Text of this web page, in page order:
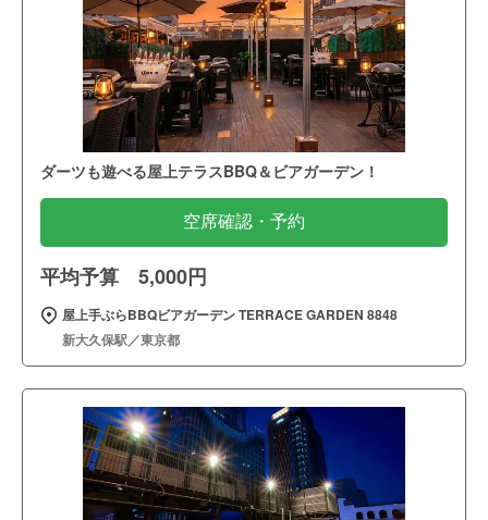
ダーツも遊べる屋上テラスBBQ＆ビアガーデン！
空席確認・予約
平均予算 5,000円
屋上手ぶらBBQビアガーデン TERRACE GARDEN 8848
新大久保駅／東京都